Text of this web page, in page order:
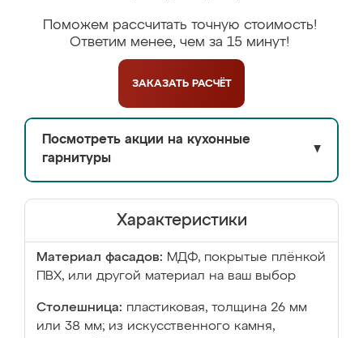
Поможем рассчитать точную стоимость!
Ответим менее, чем за 15 минут!
ЗАКАЗАТЬ РАСЧЁТ
Посмотреть акции на кухонные
гарнитуры
▼
Характеристики
Материал фасадов: МДФ, покрытые плёнкой
ПВХ, или другой материал на ваш выбор
Столешница: пластиковая, толщина 26 мм
или 38 мм; из искусственного камня,